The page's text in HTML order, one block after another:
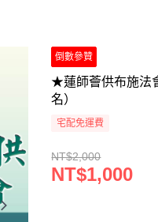
倒數參贊
★蓮師薈供布施法
名）
宅配免運費
NT$2,000
NT$1,000